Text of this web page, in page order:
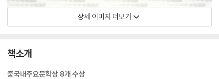
상세 이미지 더보기
책소개
중국내주요문학상 8개 수상